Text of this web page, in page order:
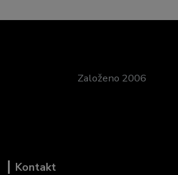
Založeno 2006
Kontakt